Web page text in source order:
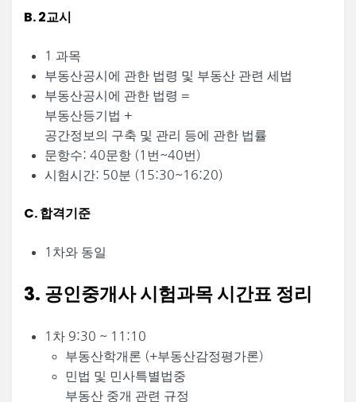
B. 2교시
1 과목
부동산공시에 관한 법령 및 부동산 관련 세법
부동산공시에 관한 법령 =
부동산등기법 +
공간정보의 구축 및 관리 등에 관한 법률
문항수: 40문항 (1번~40번)
시험시간: 50분 (15:30~16:20)
C. 합격기준
1차와 동일
3. 공인중개사 시험과목 시간표 정리
1차 9:30 ~ 11:10
부동산학개론 (+부동산감정평가론)
민법 및 민사특별법중
부동산 중개 관련 규정